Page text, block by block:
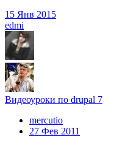
15 Янв 2015
edmi
Видеоуроки по drupal 7
mercutio
27 Фев 2011